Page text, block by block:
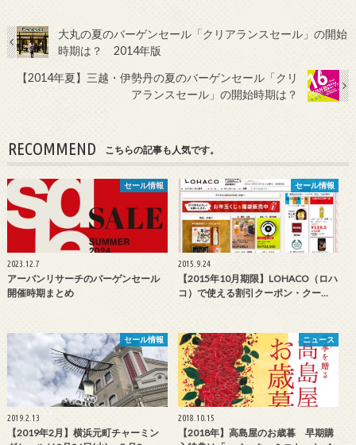
大丸の夏のバーゲンセール「クリアランスセール」の開始
時期は？ 2014年版
【2014年夏】三越・伊勢丹の夏のバーゲンセール「クリ
アランスセール」の開始時期は？
RECOMMEND こちらの記事も人気です。
セール情報
2023.12.7
アーバンリサーチのバーゲンセール
開催時期まとめ
セール情報
2015.9.24
【2015年10月期限】LOHACO（ロハ
コ）で使える割引クーポン・クー…
セール情報
2019.2.13
【2019年2月】横浜元町チャーミン
ニュース
2018.10.15
【2018年】高島屋のお歳暮 早期購